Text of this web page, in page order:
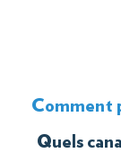
Comment
Quels